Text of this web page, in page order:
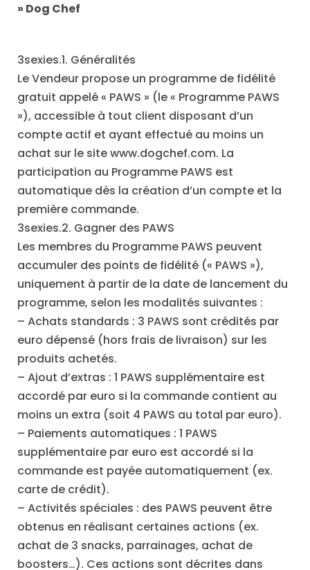
» Dog Chef
3sexies.1. Généralités
Le Vendeur propose un programme de fidélité
gratuit appelé « PAWS » (le « Programme PAWS
»), accessible à tout client disposant d’un
compte actif et ayant effectué au moins un
achat sur le site www.dogchef.com. La
participation au Programme PAWS est
automatique dès la création d’un compte et la
première commande.
3sexies.2. Gagner des PAWS
Les membres du Programme PAWS peuvent
accumuler des points de fidélité (« PAWS »),
uniquement à partir de la date de lancement du
programme, selon les modalités suivantes :
– Achats standards : 3 PAWS sont crédités par
euro dépensé (hors frais de livraison) sur les
produits achetés.
– Ajout d’extras : 1 PAWS supplémentaire est
accordé par euro si la commande contient au
moins un extra (soit 4 PAWS au total par euro).
– Paiements automatiques : 1 PAWS
supplémentaire par euro est accordé si la
commande est payée automatiquement (ex.
carte de crédit).
– Activités spéciales : des PAWS peuvent être
obtenus en réalisant certaines actions (ex.
achat de 3 snacks, parrainages, achat de
boosters…). Ces actions sont décrites dans